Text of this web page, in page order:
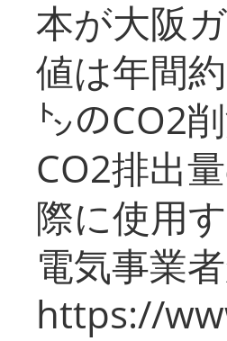
本が大阪
値は年間
㌧のCO2
CO2排出
際に使用
電気事業
https://